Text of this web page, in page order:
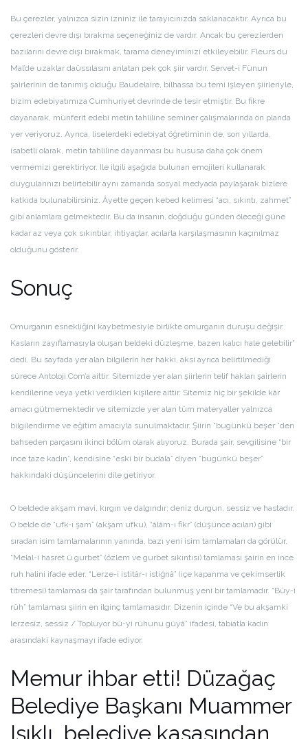
Bu çerezler, yalnızca sizin izniniz ile tarayıcınızda saklanacaktır. Ayrıca bu
çerezleri devre dışı bırakma seçeneğiniz de vardır. Ancak bu çerezlerden
bazılarını devre dışı bırakmak, tarama deneyiminizi etkileyebilir. Fleurs du
Mal’de uzaklar daüssılasını anlatan pek çok şiir vardır. Servet-i Fünun
şairlerinin de tanımış olduğu Baudelaire, bilhassa bu temi işleyen şiirleriyle,
bizim edebiyatımıza Cumhuriyet devrinde de tesir etmiştir. Bu fikre
dayanarak, münferit edebî metin tahliline seminer çalışmalarında ön planda
yer veriyoruz. Ayrıca, liselerdeki edebiyat öğretiminin de, son yıllarda,
isabetli olarak, metin tahliline dayanması bu hususa daha çok önem
vermemizi gerektiriyor. Ile ilgili aşağıda bulunan emojileri kullanarak
duygularınızı belirtebilir aynı zamanda sosyal medyada paylaşarak bizlere
katkıda bulunabilirsiniz. Âyette geçen kebed kelimesi “acı, sıkıntı, zahmet”
gibi anlamlara gelmektedir. Bu da insanın, doğduğu günden öleceği güne
kadar az veya çok sıkıntılar, ihtiyaçlar, acılarla karşılaşmasının kaçınılmaz
olduğunu gösterir.
Sonuç
Omurganın esnekliğini kaybetmesiyle birlikte omurganın duruşu değişir.
Kasların zayıflamasıyla oluşan beldeki düzleşme, bazen kalıcı hale gelebilir”
dedi. Bu sayfada yer alan bilgilerin her hakkı, aksi ayrıca belirtilmediği
sürece Antoloji.Com’a aittir. Sitemizde yer alan şiirlerin telif hakları şairlerin
kendilerine veya yetki verdikleri kişilere aittir. Sitemiz hiç bir şekilde kâr
amacı gütmemektedir ve sitemizde yer alan tüm materyaller yalnızca
bilgilendirme ve eğitim amacıyla sunulmaktadır. Şiirin “bugünkü beşer ”den
bahseden parçasını ikinci bölüm olarak alıyoruz. Burada şair, sevgilisine “bir
ince taze kadın”, kendisine “eski bir budala” diyen “bugünkü beşer”
hakkındaki düşüncelerini dile getiriyor.
O beldede akşam mavi, kırgın ve dalgındır; deniz durgun, sessiz ve hastadır.
O belde de “ufk-ı şam” (akşam ufku), “âlâm-ı fikr” (düşünce acıları) gibi
sıradan isim tamlamalarının yanında, bazı yeni isim tamlamaları da görülür.
“Melal-i hasret ü gurbet” (özlem ve gurbet sıkıntısı) tamlaması şairin en ince
ruh halini ifade eder. “Lerze-i istitâr-ı istiğnâ” (içe kapanma ve çekimserlik
titremesi) tamlaması da şair tarafından bulunmuş yeni bir tamlamadır. “Bûy-i
rûh” tamlaması şiirin en ilginç tamlamasıdır. Dizenin içinde “Ve bu akşamki
lerzesiz, sessiz / Topluyor bû-yi rûhunu gûyâ” ifadesi, tabiatla kadın
arasındaki kaynaşmayı ifade ediyor.
Memur ihbar etti! Düzağaç
Belediye Başkanı Muammer
Işıklı, belediye kasasından